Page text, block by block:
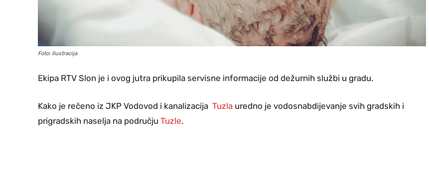
Foto: Ilustracija
Ekipa RTV Slon je i ovog jutra prikupila servisne informacije od dežurnih službi u gradu.
Kako je rečeno iz JKP Vodovod i kanalizacija Tuzla uredno je vodosnabdijevanje svih gradskih i
prigradskih naselja na području Tuzle.